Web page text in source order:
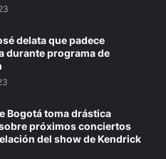
delata que padece
durante programa de
Bogotá toma drástica
próximos conciertos
del show de Kendrick